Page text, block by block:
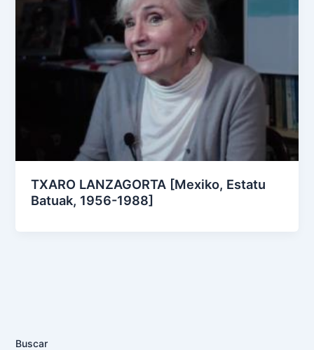
TXARO LANZAGORTA [Mexiko, Estatu
Batuak, 1956-1988]
Buscar